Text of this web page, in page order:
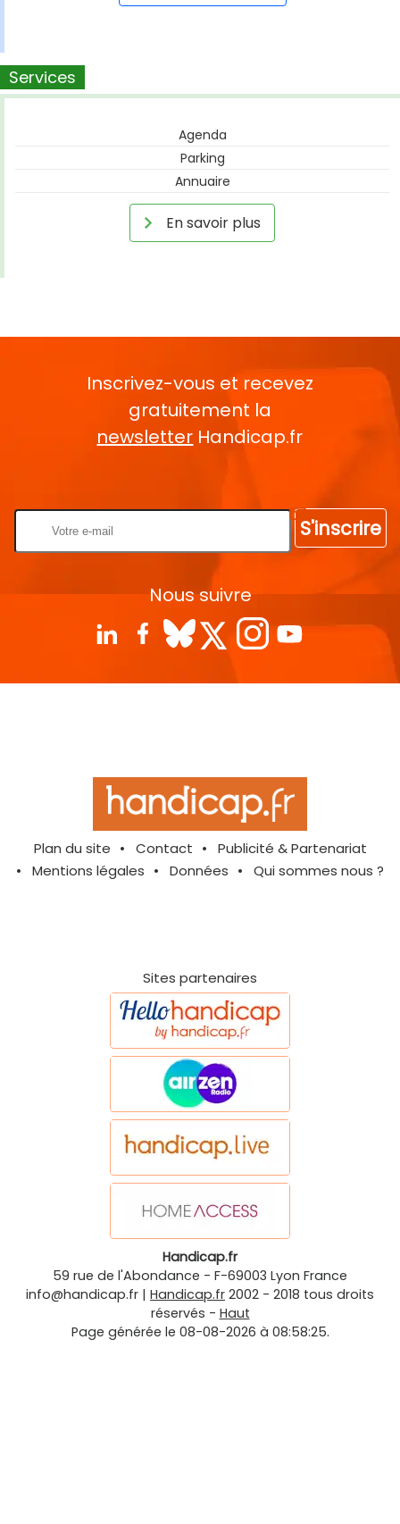
Services
Agenda
Parking
Annuaire
En savoir plus
Inscrivez-vous et recevez
gratuitement la
newsletter Handicap.fr
S'inscrire
Nous suivre
Plan du site Contact
Publicité & Partenariat
Mentions légales
Données Qui sommes nous ?
Sites partenaires
Handicap.fr
59 rue de l'Abondance - F-69003 Lyon France
info@handicap.fr | Handicap.fr 2002 - 2018 tous droits
réservés - Haut
Page générée le 08-08-2026 à 08:58:25.